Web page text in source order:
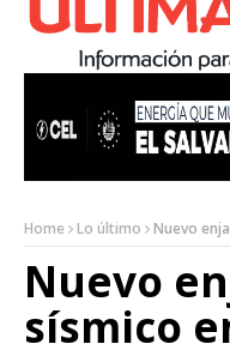
Home Lo último Nuevo
Nuevo
sísmico